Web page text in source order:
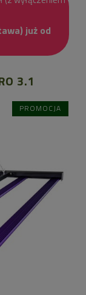
już od
3.1
PROMOCJA